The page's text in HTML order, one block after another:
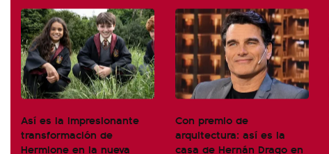
Así es la impresionante
transformación de
Hermione en la nueva
Con premio de
arquitectura: así es la
casa de Hernán Drago en